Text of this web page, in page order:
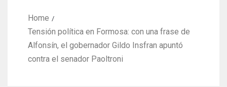
Home
Tensión política en Formosa: con una frase de
Alfonsín, el gobernador Gildo Insfran apuntó
contra el senador Paoltroni